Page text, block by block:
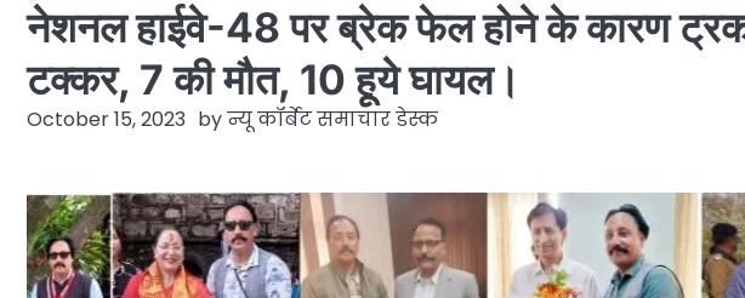
नेशनल हाईवे-48 पर ब्रेक फेल होने के कारण
टक्कर, 7 की मौत, 10 हूये घायल।
October 15, 2023 byन्यू कॉर्बेट समाचार डेस्क